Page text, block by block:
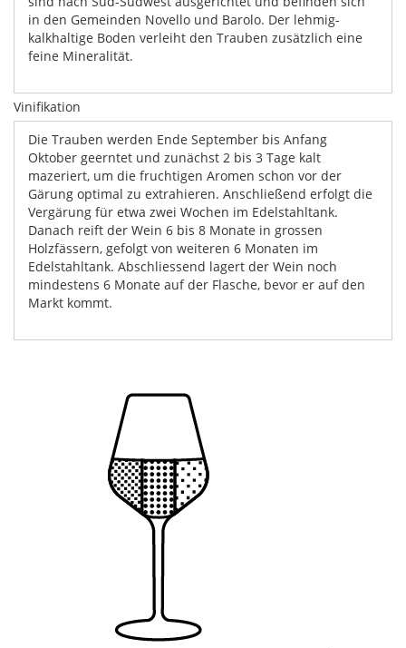
in den Gemeinden Novello und Barolo. Der lehmig-
kalkhaltige Boden verleiht den Trauben zusätzlich eine
feine Mineralität.
Vinifikation
Die Trauben werden Ende September bis Anfang
Oktober geerntet und zunächst 2 bis 3 Tage kalt
mazeriert, um die fruchtigen Aromen schon vor der
Gärung optimal zu extrahieren. Anschließend erfolgt die
Vergärung für etwa zwei Wochen im Edelstahltank.
Danach reift der Wein 6 bis 8 Monate in grossen
Holzfässern, gefolgt von weiteren 6 Monaten im
Edelstahltank. Abschliessend lagert der Wein noch
mindestens 6 Monate auf der Flasche, bevor er auf den
Markt kommt.